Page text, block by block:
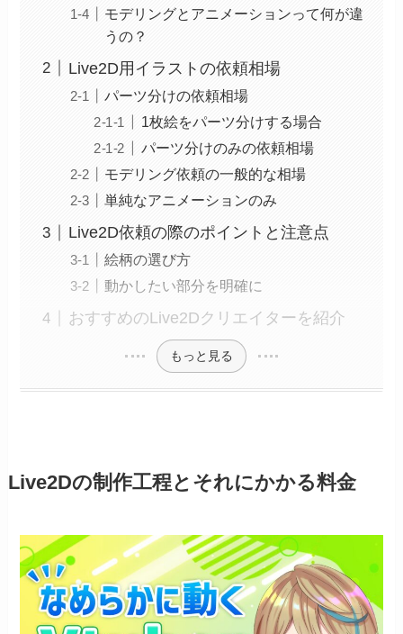
モデリングとアニメーションって何が違
うの？
Live2D用イラストの依頼相場
パーツ分けの依頼相場
1枚絵をパーツ分けする場合
パーツ分けのみの依頼相場
モデリング依頼の一般的な相場
単純なアニメーションのみ
Live2D依頼の際のポイントと注意点
絵柄の選び方
動かしたい部分を明確に
おすすめのLive2Dクリエイターを紹介
もっと見る
Live2Dの制作工程とそれにかかる料金